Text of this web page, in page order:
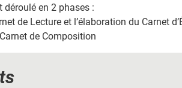
déroulé en 2 phases :
de Lecture et l’élaboration du Carnet
de Composition